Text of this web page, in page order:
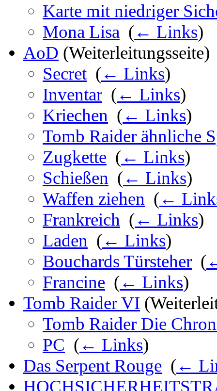
Karte mit niedriger
Mona Lisa (← Links)
AoD
Secret (← Links)
Inventar (← Links)
Kriechen (← Links)
Tomb Raider ähnliche
Zugkette (← Links)
Schießen (← Links)
Waffen ziehen (←
Frankreich (← Links)
Laden (← Links)
Bouchards Türsteher (
Francine (← Links)
Tomb Raider VI
Tomb Raider Die
PC (← Links)
Das Serpent Rouge (←